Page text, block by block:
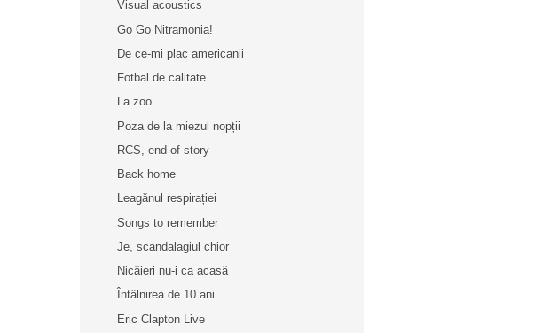
Visual acoustics
Go Go Nitramonia!
De ce-mi plac americanii
Fotbal de calitate
La zoo
Poza de la miezul nopții
RCS, end of story
Back home
Leagănul respirației
Songs to remember
Je, scandalagiul chior
Nicăieri nu-i ca acasă
Întâlnirea de 10 ani
Eric Clapton Live